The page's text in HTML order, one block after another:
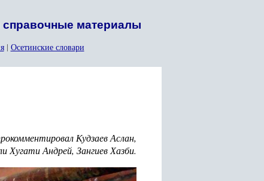
справочные материалы
| Осетинские словари
Кудзаев Аслан,
Хугати Андрей, Зангиев Хазби.